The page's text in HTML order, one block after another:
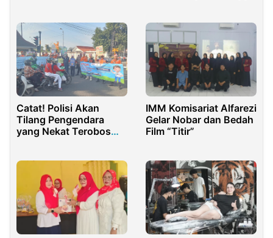
Catat! Polisi Akan
Tilang Pengendara
yang Nekat Terobos
IMM Komisariat Alfarezi
Gelar Nobar dan Bedah
Film “Titir”